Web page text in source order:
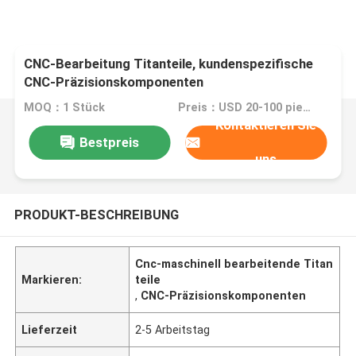
CNC-Bearbeitung Titanteile, kundenspezifische
CNC-Präzisionskomponenten
MOQ：1 Stück Preis：USD 20-100 pieces,negotiable
Bestpreis
Kontaktieren Sie
uns
PRODUKT-BESCHREIBUNG
Markieren:
Cnc-maschinell bearbeitende Titan
teile
, CNC-Präzisionskomponenten
Lieferzeit 2-5 Arbeitstag